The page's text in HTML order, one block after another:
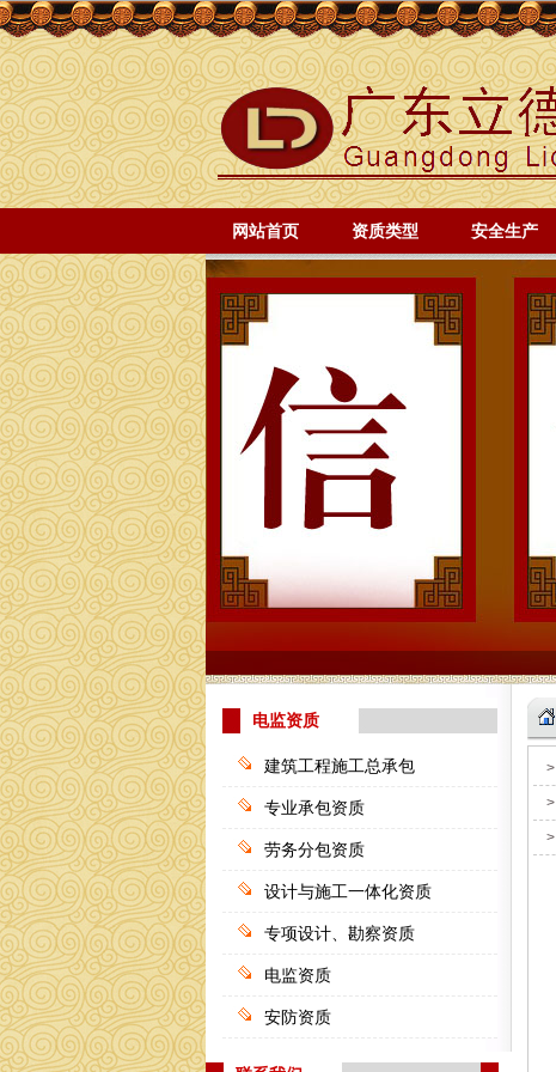
网站首页 资质类型 安全生产
电监资质
建筑工程施工总承包
专业承包资质
劳务分包资质
设计与施工一体化资质
专项设计、勘察资质
电监资质
安防资质
>
>
>